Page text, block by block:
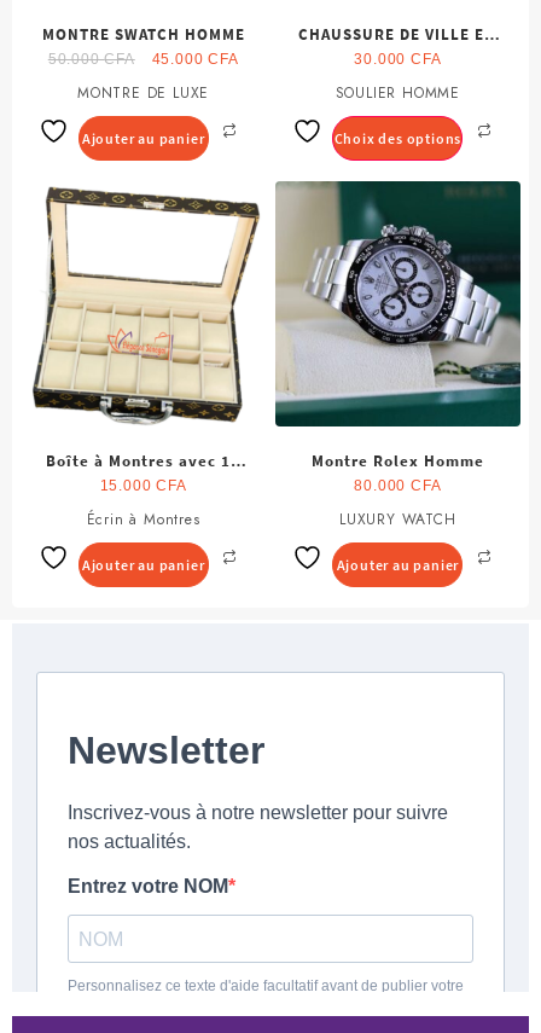
MONTRE SWATCH HOMME
50.000CFA
Le
était :
50.000 CFA.
45.000CFA
MONTRE DE LUXE
Ajouter au panier
CHAUSSURE DE VILLE EN
CUIR MARRON FONCE
30.000 CFA
SOULIER HOMME
Choix des options
Ce
produit
a
variations.
Les
options
peuvent
être
choisies
sur
page
du
Boîte à Montres avec 12
Compartiments
15.000CFA
Écrin à Montres
Ajouter au panier
Montre Rolex Homme
80.000 CFA
LUXURY WATCH
Ajouter au panier